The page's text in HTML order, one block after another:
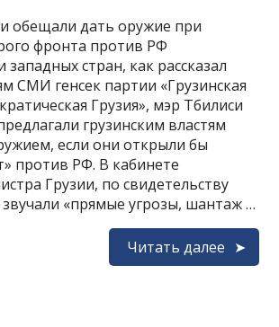
обещали дать оружие при
фронта против РФ
западных стран, как рассказал
СМИ генсек партии «Грузинская
Грузия», мэр Тбилиси
грузинским властям
если они открыли бы
против РФ. В кабинете
Грузии, по свидетельству
«прямые угрозы, шантаж …
Читать далее